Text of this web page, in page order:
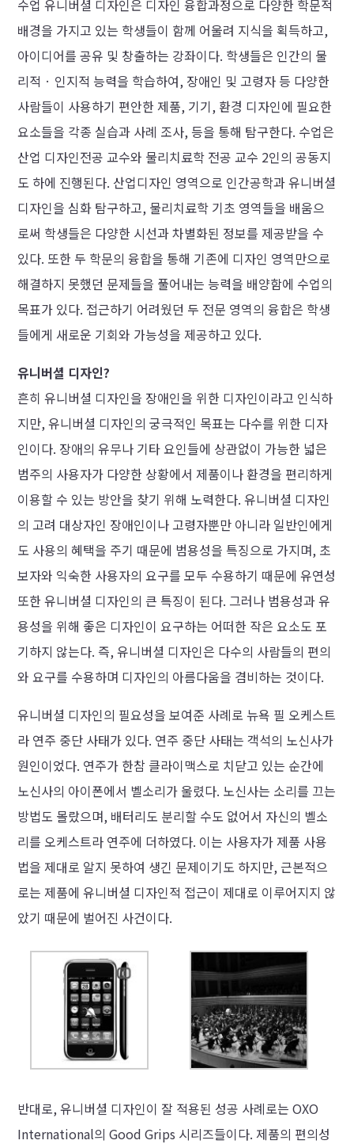
수업 유니버셜 디자인은 디자인 융합과정으로 다양한 학문적
배경을 가지고 있는 학생들이 함께 어울려 지식을 획득하고,
아이디어를 공유 및 창출하는 강좌이다. 학생들은 인간의 물
리적 · 인지적 능력을 학습하여, 장애인 및 고령자 등 다양한
사람들이 사용하기 편안한 제품, 기기, 환경 디자인에 필요한
요소들을 각종 실습과 사례 조사, 등을 통해 탐구한다. 수업은
산업 디자인전공 교수와 물리치료학 전공 교수 2인의 공동지
도 하에 진행된다. 산업디자인 영역으로 인간공학과 유니버셜
디자인을 심화 탐구하고, 물리치료학 기초 영역들을 배움으
로써 학생들은 다양한 시선과 차별화된 정보를 제공받을 수
있다. 또한 두 학문의 융합을 통해 기존에 디자인 영역만으로
해결하지 못했던 문제들을 풀어내는 능력을 배양함에 수업의
목표가 있다. 접근하기 어려웠던 두 전문 영역의 융합은 학생
들에게 새로운 기회와 가능성을 제공하고 있다.
유니버셜 디자인?
흔히 유니버셜 디자인을 장애인을 위한 디자인이라고 인식하
지만, 유니버셜 디자인의 궁극적인 목표는 다수를 위한 디자
인이다. 장애의 유무나 기타 요인들에 상관없이 가능한 넓은
범주의 사용자가 다양한 상황에서 제품이나 환경을 편리하게
이용할 수 있는 방안을 찾기 위해 노력한다. 유니버셜 디자인
의 고려 대상자인 장애인이나 고령자뿐만 아니라 일반인에게
도 사용의 혜택을 주기 때문에 범용성을 특징으로 가지며, 초
보자와 익숙한 사용자의 요구를 모두 수용하기 때문에 유연성
또한 유니버셜 디자인의 큰 특징이 된다. 그러나 범용성과 유
용성을 위해 좋은 디자인이 요구하는 어떠한 작은 요소도 포
기하지 않는다. 즉, 유니버셜 디자인은 다수의 사람들의 편의
와 요구를 수용하며 디자인의 아름다움을 겸비하는 것이다.
유니버셜 디자인의 필요성을 보여준 사례로 뉴욕 필 오케스트
라 연주 중단 사태가 있다. 연주 중단 사태는 객석의 노신사가
원인이었다. 연주가 한참 클라이맥스로 치닫고 있는 순간에
노신사의 아이폰에서 벨소리가 울렸다. 노신사는 소리를 끄는
방법도 몰랐으며, 배터리도 분리할 수도 없어서 자신의 벨소
리를 오케스트라 연주에 더하였다. 이는 사용자가 제품 사용
법을 제대로 알지 못하여 생긴 문제이기도 하지만, 근본적으
로는 제품에 유니버셜 디자인적 접근이 제대로 이루어지지 않
았기 때문에 벌어진 사건이다.
반대로, 유니버셜 디자인이 잘 적용된 성공 사례로는 OXO
International의 Good Grips 시리즈들이다. 제품의 편의성